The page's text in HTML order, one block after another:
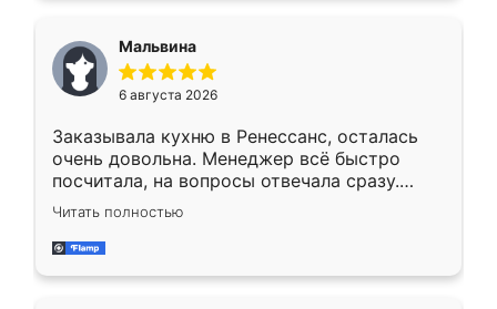
меньше, здесь же он более разнообразный.
Мне нравится ,если что-то потребуется из
мебели буду заказывать только здесь.
Мальвина
6 августа 2026
Заказывала кухню в Ренессанс, осталась
очень довольна. Менеджер всё быстро
посчитала, на вопросы отвечала сразу.
Замерщик приехал в субботу, подошёл к
делу со всей ответственностью. Собрали
за день, ребята работали аккуратно, даже
Читать полностью